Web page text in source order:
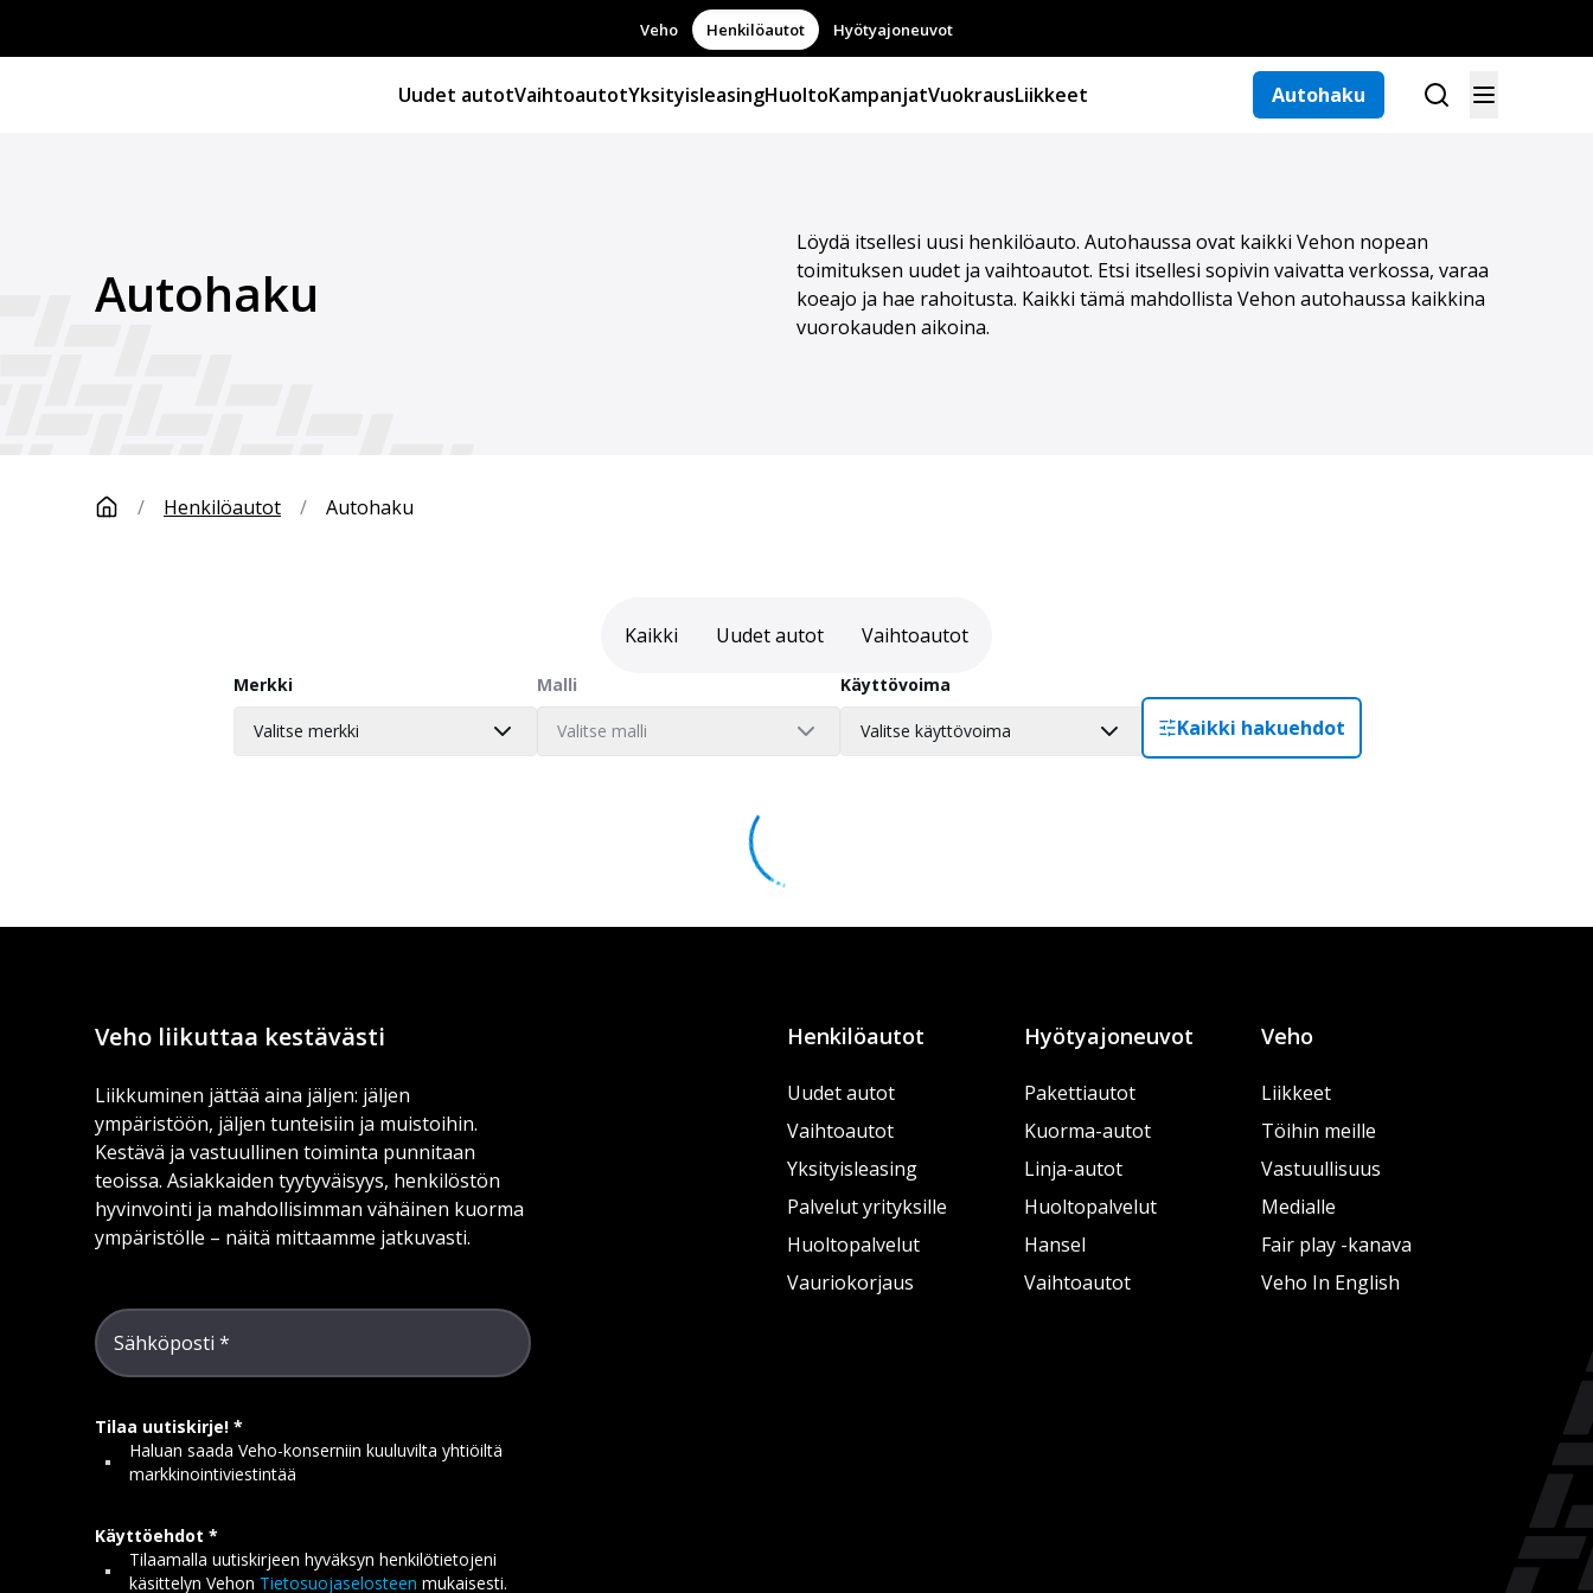
Autohaku
Löydä itsellesi uusi henkilöauto. Autohaussa ovat kaikki Vehon nopean
toimituksen uudet ja vaihtoautot. Etsi itsellesi sopivin vaivatta verkossa, varaa
koeajo ja hae rahoitusta. Kaikki tämä mahdollista Vehon autohaussa kaikkina
vuorokauden aikoina.
Veho Henkilöautot Hyötyajoneuvot
Uudet autotVaihtoautotYksityisleasingHuoltoKampanjatVuokrausLiikkeet Autohaku
/ Henkilöautot / Autohaku
Kaikki Uudet autot Vaihtoautot
Merkki
Valitse merkki
Malli
Valitse malli
Käyttövoima
Valitse käyttövoima Kaikki hakuehdot
Veho liikuttaa kestävästi
Liikkuminen jättää aina jäljen: jäljen
ympäristöön, jäljen tunteisiin ja muistoihin.
Kestävä ja vastuullinen toiminta punnitaan
teoissa. Asiakkaiden tyytyväisyys, henkilöstön
hyvinvointi ja mahdollisimman vähäinen kuorma
ympäristölle – näitä mittaamme jatkuvasti.
Sähköposti
Tilaa uutiskirje!
Haluan saada Veho-konserniin kuuluvilta yhtiöiltä
markkinointiviestintää
Käyttöehdot
Tilaamalla uutiskirjeen hyväksyn henkilötietojeni
käsittelyn Vehon Tietosuojaselosteen mukaisesti.
Henkilöautot
Uudet autot
Vaihtoautot
Yksityisleasing
Palvelut yrityksille
Huoltopalvelut
Vauriokorjaus
Hyötyajoneuvot
Pakettiautot
Kuorma-autot
Linja-autot
Huoltopalvelut
Hansel
Vaihtoautot
Veho
Liikkeet
Töihin meille
Vastuullisuus
Medialle
Fair play -kanava
Veho In English